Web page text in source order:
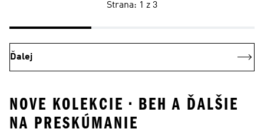
Strana: 1 z 3
Ďalej
NOVE KOLEKCIE • BEH A ĎALŠIE
NA PRESKÚMANIE